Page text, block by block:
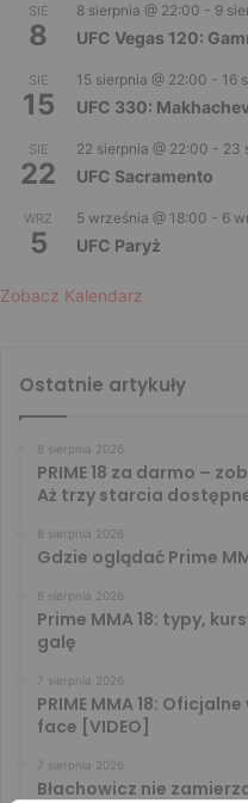
SIE
8
8 sierpnia @ 22:00 - 9
UFC Vegas 120:
SIE
15
15 sierpnia @ 22:00 - 16
UFC 330:
SIE
22
22 sierpnia @ 22:00 - 23
UFC Sacramento
WRZ
5
5 września @ 18:00 - 6
UFC Paryż
Zobacz Kalendarz
Ostatnie artykuły
8 sierpnia 2026
PRIME 18 za darmo –
Aż trzy starcia
8 sierpnia 2026
Gdzie oglądać Prime
8 sierpnia 2026
Prime MMA 18: typy,
galę
7 sierpnia 2026
PRIME MMA 18:
face [VIDEO]
7 sierpnia 2026
Błachowicz nie